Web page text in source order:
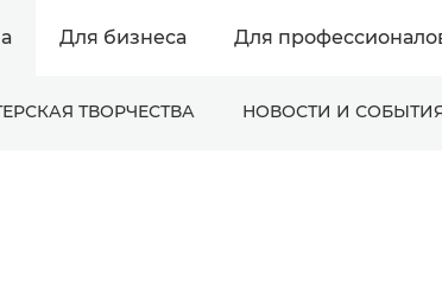
Для бизнеса Для
ТВОРЧЕСТВА НОВОСТИ И